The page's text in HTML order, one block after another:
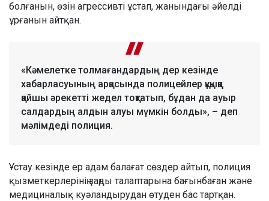
болғанын, өзін агрессивті ұстап, жанындағы әйелді
ұрғанын айтқан.
«Кәмелетке толмағандардың дер кезінде
хабарласуының арқасында полицейлер құқыққа
қайшы әрекетті жедел тоқтатып, бұдан да ауыр
салдардың алдын алуы мүмкін болды», – деп
мәлімдеді полиция.
Ұстау кезінде ер адам балағат сөздер айтып, полиция
қызметкерлерінің заңды талаптарына бағынбаған және
медициналық куәландырудан өтуден бас тартқан.